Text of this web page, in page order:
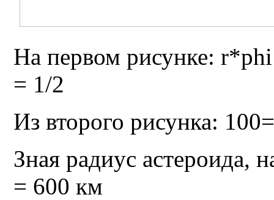
На первом рисунке:
= 1/2
Из второго рисунка:
Зная радиус астероида,
= 600 км